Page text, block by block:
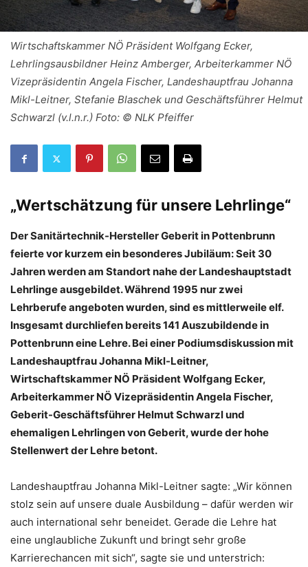
Wirtschaftskammer NÖ Präsident Wolfgang Ecker,
Lehrlingsausbildner Heinz Amberger, Arbeiterkammer NÖ
Vizepräsidentin Angela Fischer, Landeshauptfrau Johanna
Mikl-Leitner, Stefanie Blaschek und Geschäftsführer Helmut
Schwarzl (v.l.n.r.) Foto: © NLK Pfeiffer
„Wertschätzung für unsere Lehrlinge“
Der Sanitärtechnik-Hersteller Geberit in Pottenbrunn
feierte vor kurzem ein besonderes Jubiläum: Seit 30
Jahren werden am Standort nahe der Landeshauptstadt
Lehrlinge ausgebildet. Während 1995 nur zwei
Lehrberufe angeboten wurden, sind es mittlerweile elf.
Insgesamt durchliefen bereits 141 Auszubildende in
Pottenbrunn eine Lehre. Bei einer Podiumsdiskussion mit
Landeshauptfrau Johanna Mikl-Leitner,
Wirtschaftskammer NÖ Präsident Wolfgang Ecker,
Arbeiterkammer NÖ Vizepräsidentin Angela Fischer,
Geberit-Geschäftsführer Helmut Schwarzl und
ehemaligen Lehrlingen von Geberit, wurde der hohe
Stellenwert der Lehre betont.
Landeshauptfrau Johanna Mikl-Leitner sagte: „Wir können
stolz sein auf unsere duale Ausbildung – dafür werden wir
auch international sehr beneidet. Gerade die Lehre hat
eine unglaubliche Zukunft und bringt sehr große
Karrierechancen mit sich“, sagte sie und unterstrich: